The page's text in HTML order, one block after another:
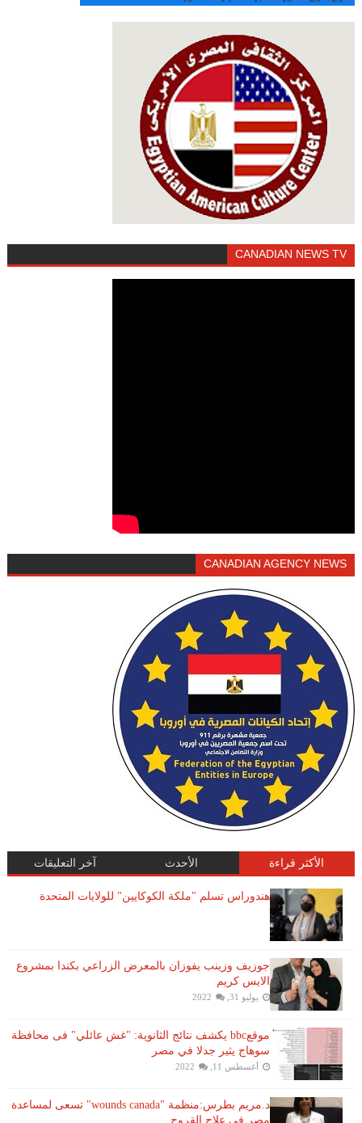
CANADIAN NEWS TV
CANADIAN AGENCY NEWS
الأكثر قراءة الأحدث آخر التعليقات
هندوراس تسلم "ملكة الكوكايين" للولايات المتحدة
جوزيف وزينب يفوزان بالمعرض الزراعي بكندا بمشروع
الايس كريم
يوليو 31, 2022
موقعbbc يكشف نتائج الثانوية: "غش عائلي" فى محافظة
سوهاج يثير جدلا في مصر
أغسطس 11, 2022
د.مريم بطرس:منظمة "wounds canada" تسعى لمساعدة
مصر فى علاج القروح